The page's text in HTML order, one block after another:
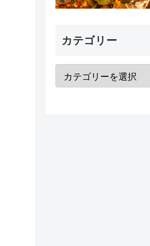
カテゴリー